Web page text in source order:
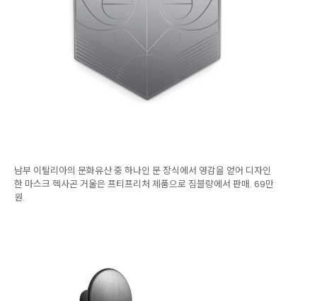
남부 이탈리아의 문화유산 중 하나인 문 장식에서 영감을 얻어 디자인
한 마스크 헥사곤 거울은 프티프리처 제품으로 짐블랑에서 판매. 69만
원.